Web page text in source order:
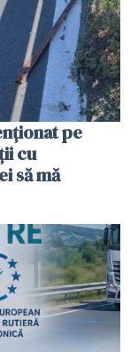
pe
cu
să mă